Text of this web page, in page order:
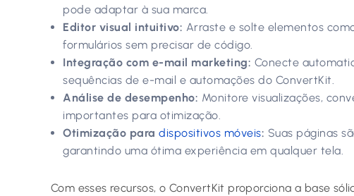
pode adaptar à sua marca.
Editor visual intuitivo: Arraste e solte elementos
formulários sem precisar de código.
Integração com e-mail marketing: Conecte
sequências de e-mail e automações do ConvertKit.
Análise de desempenho: Monitore visualizações,
importantes para otimização.
Otimização para dispositivos móveis: Suas páginas
garantindo uma ótima experiência em qualquer tela.
Com esses recursos, o ConvertKit proporciona a base